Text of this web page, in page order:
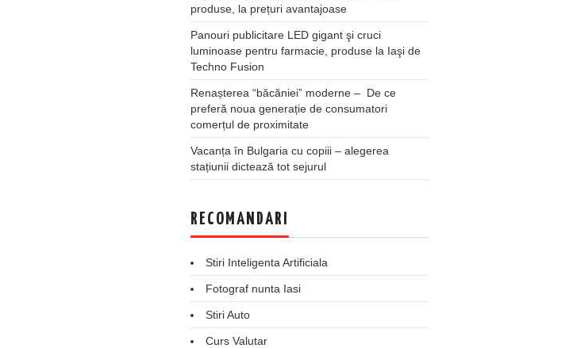
produse, la prețuri avantajoase
Panouri publicitare LED gigant şi cruci
luminoase pentru farmacie, produse la Iaşi de
Techno Fusion
Renașterea “băcăniei” moderne – De ce
preferă noua generație de consumatori
comerțul de proximitate
Vacanța în Bulgaria cu copiii – alegerea
stațiunii dictează tot sejurul
RECOMANDARI
Stiri Inteligenta Artificiala
Fotograf nunta Iasi
Stiri Auto
Curs Valutar